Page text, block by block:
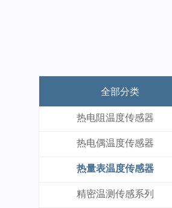
全部分类
热电阻温度传感器
热电偶温度传感器
热量表温度传感器
精密温测传感系列